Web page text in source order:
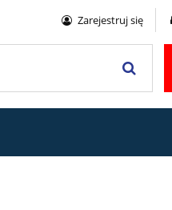
Zarejestruj się